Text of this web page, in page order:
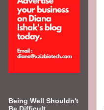
Being Well Shouldn't
Be Difficult